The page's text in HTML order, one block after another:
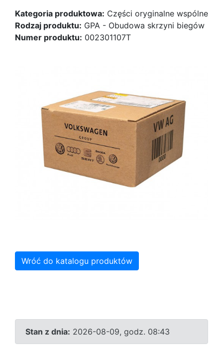
Kategoria produktowa: Części oryginalne wspólne
Rodzaj produktu: GPA - Obudowa skrzyni biegów
Numer produktu: 002301107T
Wróć do katalogu produktów
Stan z dnia: 2026-08-09, godz. 08:43